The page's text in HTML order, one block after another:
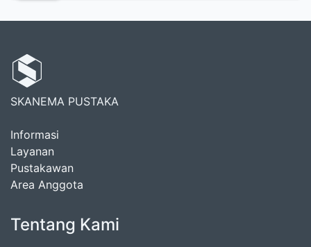
SKANEMA PUSTAKA
Informasi
Layanan
Pustakawan
Area Anggota
Tentang Kami